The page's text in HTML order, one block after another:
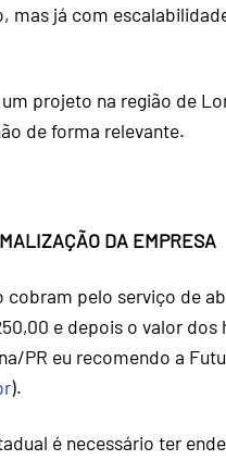
mas já com
projeto na região de
de forma relevante.
DA EMPRESA
pelo serviço de
e depois o valor
PR eu recomendo a
).
é necessário ter